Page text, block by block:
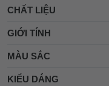
CHẤT LIỆU
GIỚI TÍNH
MÀU SẮC
KIỂU DÁNG